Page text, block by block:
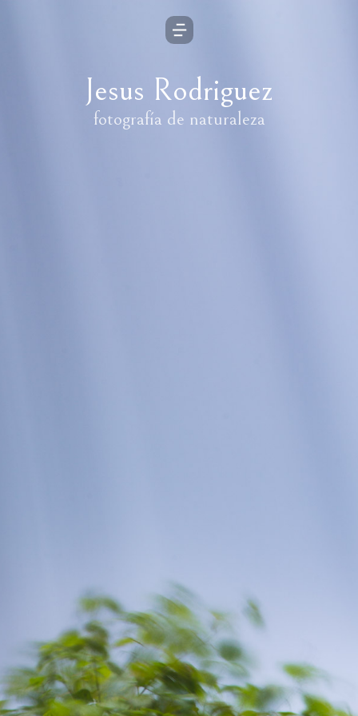
Jesus Rodriguez
fotografía de naturaleza